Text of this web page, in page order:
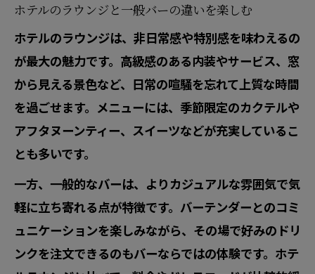
ホテルのラウンジと一般バーの違いを楽しむ
ホテルのラウンジは、非日常感や特別感を味わえるの
が最大の魅力です。高級感のある内装やサービス、窓
から見える景色など、日常の喧騒を忘れて上質な時間
を過ごせます。メニューには、季節限定のカクテルや
アフタヌーンティー、スイーツなどが充実しているこ
とも多いです。
一方、一般的なバーは、よりカジュアルな雰囲気で気
軽に立ち寄れる点が特徴です。バーテンダーとのコミ
ュニケーションを楽しみながら、その場で好みのドリ
ンクを注文できるのもバーならではの体験です。ホテ